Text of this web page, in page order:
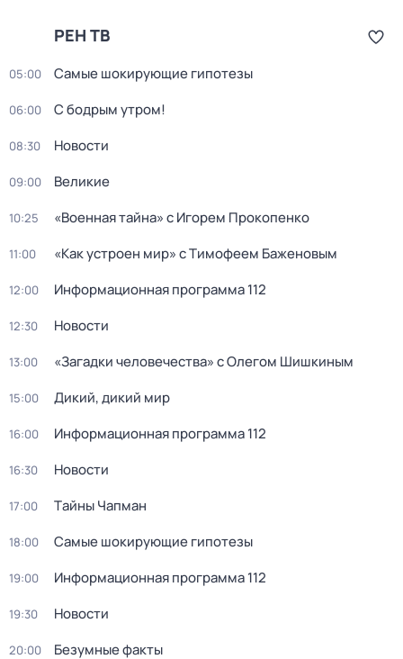
РЕН ТВ
05:00 Самые шoкиpующие гипотезы
06:00 С бодрым утром!
08:30 Новости
09:00 Великие
10:25 «Военная тайна» с Игорем Прокопенко
11:00 «Как устроен мир» с Тимофеем Баженовым
12:00 Информационная программа 112
12:30 Новости
13:00 «Загадки человечества» с Олегом Шишкиным
15:00 Дикий, дикий мир
16:00 Информационная программа 112
16:30 Новости
17:00 Тaйны Чапман
18:00 Самые шoкиpующие гипотезы
19:00 Информационная программа 112
19:30 Новости
20:00 Безумные факты